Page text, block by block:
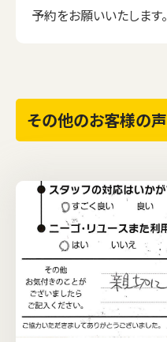
予約をお願いいたします。
その他のお客様の声